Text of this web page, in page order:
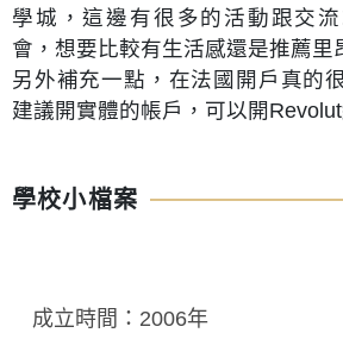
學城，這邊有很多的活動跟交
會，想要比較有生活感還是推薦里
另外補充一點，在法國開戶真的
建議開實體的帳戶，可以開
學校小檔案
成立時間：2006年